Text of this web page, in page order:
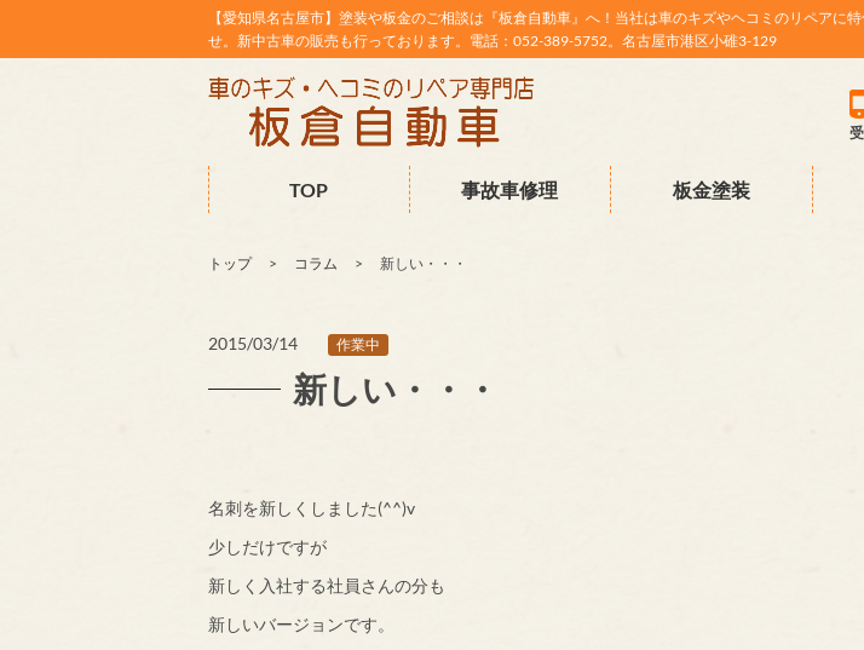
【愛知県名古屋市】塗装や板金のご相談は『板倉自動車』へ！当社は車のキズやヘコミのリペア
せ。新中古車の販売も行っております。電話：052-389-5752。名古屋市港区小碓3-129
TOP 事故車修理 板金塗装
トップ コラム 新しい・・・
2015/03/14 作業中
新しい・・・
名刺を新しくしました(^^)v
少しだけですが
新しく入社する社員さんの分も
新しいバージョンです。